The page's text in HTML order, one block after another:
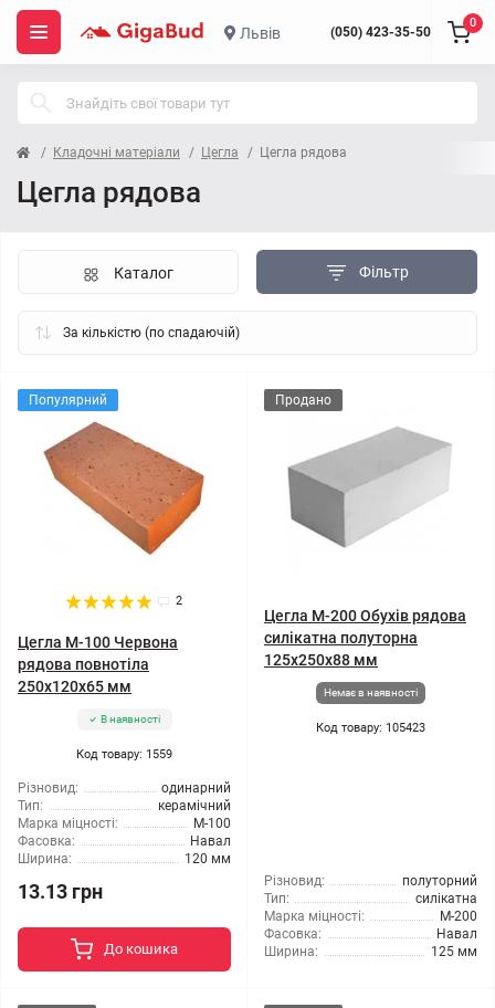
Львів (050) 423-35-50
0
Кладочні матеріали Цегла Цегла рядова
Цегла рядова
Фільтр
Каталог
Популярний
2
Цегла М-100 Червона
рядова повнотіла
250х120х65 мм
В наявності
Код товару: 1559
Різновид:
одинарний
Тип:
керамічний
Марка міцності:
М-100
Фасовка:
Навал
Ширина:
120 мм
13.13 грн
До кошика
Продано
Цегла М-200 Обухів рядова
силікатна полуторна
125х250х88 мм
Немає в наявності
Код товару: 105423
Різновид:
полуторний
Тип:
силікатна
Марка міцності:
М-200
Фасовка:
Навал
Ширина:
125 мм